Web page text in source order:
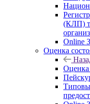
(КЛП)
Online
Оценка
Оценка